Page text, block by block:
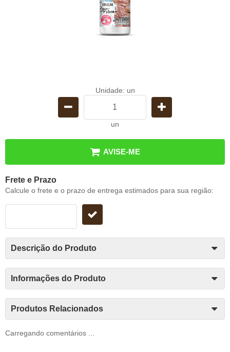
Unidade: un
un
AVISE-ME
Frete e Prazo
Calcule o frete e o prazo de entrega estimados para sua região:
Descrição do Produto
Informações do Produto
Produtos Relacionados
Carregando comentários ...